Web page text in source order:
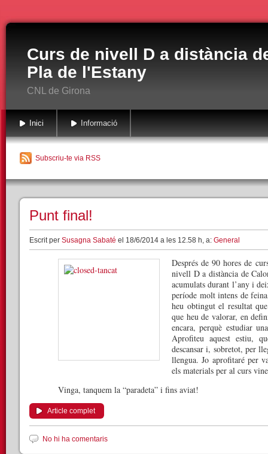
Curs de nivell D a distància
Pla de l'Estany
CNL de Girona
Inici Informació
Subscriu-te via RSS
Punt final!
Escrit per Susagna Sabaté el 18/6/2014 a les 12.58 h, a: General
Després de 90 hores de
nivell D a distància de
acumulats durant l’any i
període molt intens de
heu obtingut el resultat
que heu de valorar, en
encara, perquè estudiar
Aprofiteu aquest estiu,
descansar i, sobretot, per
llengua. Jo aprofitaré per
els materials per al curs
Vinga, tanquem la “paradeta” i fins aviat!
Article complet
No hi ha comentaris